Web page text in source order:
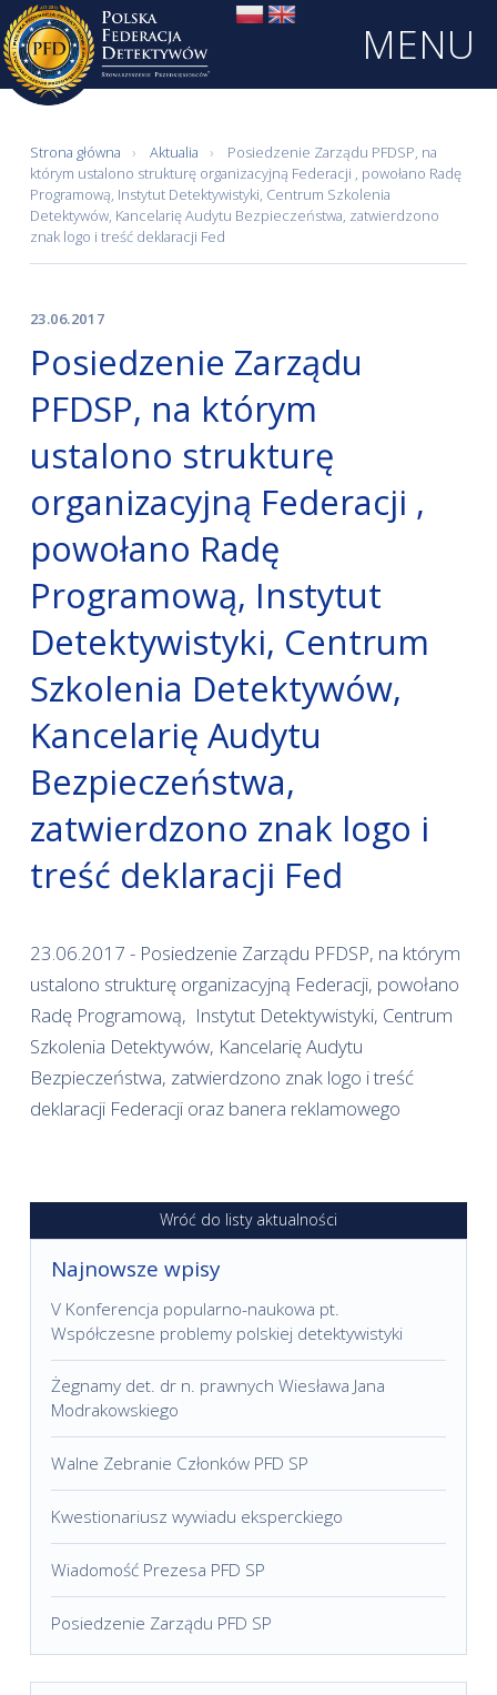
MENU
Strona główna Aktualia
Posiedzenie Zarządu PFDSP, na
którym ustalono strukturę organizacyjną Federacji , powołano Radę
Programową, Instytut Detektywistyki, Centrum Szkolenia
Detektywów, Kancelarię Audytu Bezpieczeństwa, zatwierdzono
znak logo i treść deklaracji Fed
23.06.2017
Posiedzenie Zarządu
PFDSP, na którym
ustalono strukturę
organizacyjną Federacji ,
powołano Radę
Programową, Instytut
Detektywistyki, Centrum
Szkolenia Detektywów,
Kancelarię Audytu
Bezpieczeństwa,
zatwierdzono znak logo i
treść deklaracji Fed
23.06.2017 - Posiedzenie Zarządu PFDSP, na którym
ustalono strukturę organizacyjną Federacji, powołano
Radę Programową, Instytut Detektywistyki, Centrum
Szkolenia Detektywów, Kancelarię Audytu
Bezpieczeństwa, zatwierdzono znak logo i treść
deklaracji Federacji oraz banera reklamowego
Wróć do listy aktualności
Najnowsze wpisy
V Konferencja popularno-naukowa pt.
Współczesne problemy polskiej detektywistyki
Żegnamy det. dr n. prawnych Wiesława Jana
Modrakowskiego
Walne Zebranie Członków PFD SP
Kwestionariusz wywiadu eksperckiego
Wiadomość Prezesa PFD SP
Posiedzenie Zarządu PFD SP